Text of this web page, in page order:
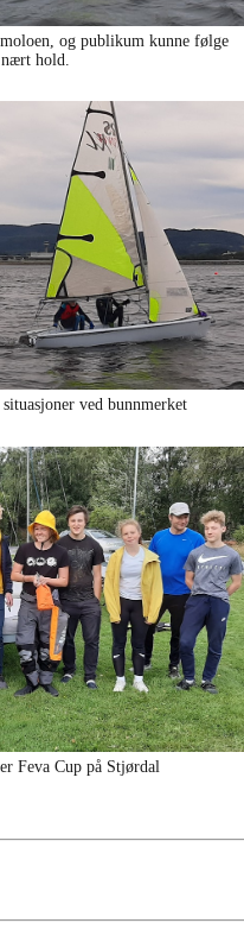
og publikum kunne følge
nært hold.
ved bunnmerket
Feva Cup på Stjørdal